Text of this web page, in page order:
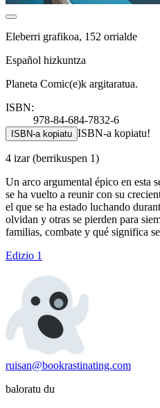
Eleberri grafikoa, 152 orrialde
Español hizkuntza
Planeta Comic(e)k argitaratua.
ISBN:
978-84-684-7832-6
ISBN-a kopiatu ISBN-a kopiatu!
4 izar(berrikuspen 1)
Un arco argumental épico en esta
se ha vuelto a reunir con su
el que se ha estado luchando
olvidan y otras se pierden para
familias, combate y qué significa
Edizio 1
ruisan@bookrastinating.com
baloratu du